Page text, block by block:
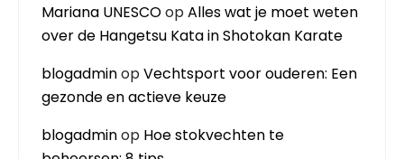
Mariana UNESCOopAlles wat je moet weten
over de Hangetsu Kata in Shotokan Karate
blogadminopVechtsport voor ouderen: Een
gezonde en actieve keuze
blogadminop Hoe stokvechten te